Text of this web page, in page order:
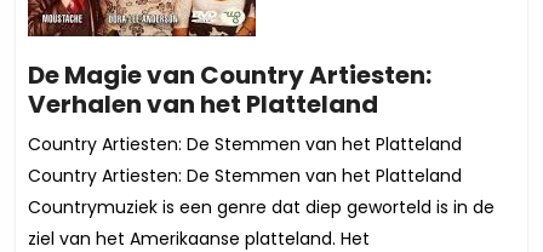
De Magie van Country Artiesten:
Verhalen van het Platteland
Magie
van
Country
Artiesten:
Country Artiesten: De Stemmen van het Platteland
Country Artiesten: De Stemmen van het Platteland
Countrymuziek is een genre dat diep geworteld is in de
ziel van het Amerikaanse platteland. Het